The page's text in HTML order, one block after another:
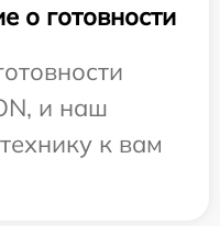
о готовности
и наш
к вам